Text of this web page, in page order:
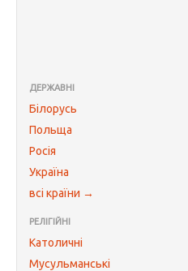
ДЕРЖАВНІ
Білорусь
Польща
Росія
Україна
всі країни →
РЕЛІГІЙНІ
Католичні
Мусульманські